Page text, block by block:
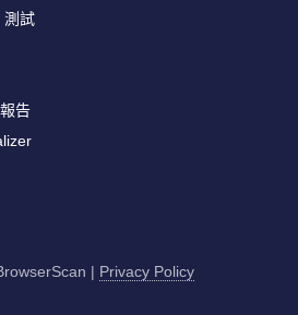
測試
告
| Privacy Policy